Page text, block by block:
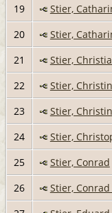
19
Stier,
20
Stier,
21
Stier,
22
Stier,
23
Stier,
24
Stier,
25
Stier, Conrad
26
Stier,